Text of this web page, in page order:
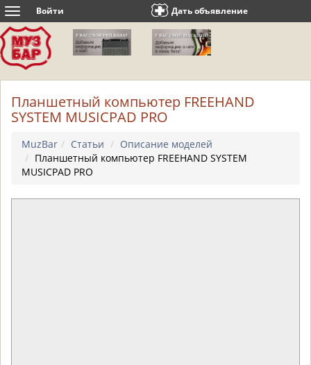
Toggle
navigation
Войти Дать объявление
Планшетный компьютер FREEHAND
SYSTEM MUSICPAD PRO
MuzBar Статьи
Описание моделей
Планшетный компьютер FREEHAND SYSTEM
MUSICPAD PRO